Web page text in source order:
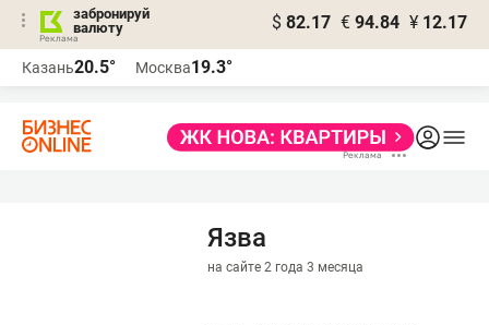
забронируй
валюту
$ 82.17 € 94.84 ¥ 12.17
Казань20.5° Москва19.3°
Язва
на сайте 2 года 3 месяца